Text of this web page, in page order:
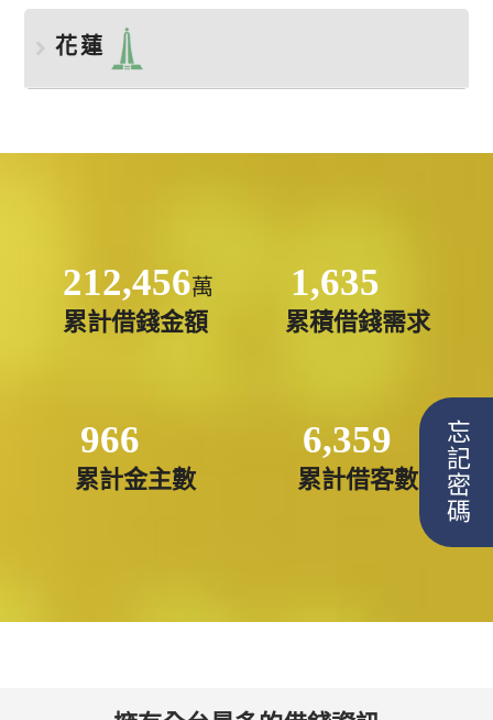
花蓮
212,456萬
累計借錢金額
1,635
累積借錢需求
966
累計金主數
6,359
累計借客數 忘記密碼